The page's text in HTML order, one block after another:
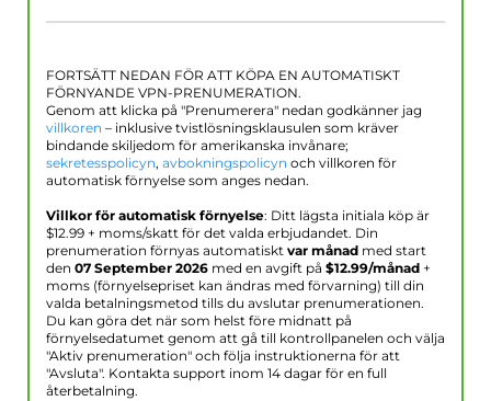
FORTSÄTT NEDAN FÖR ATT KÖPA EN AUTOMATISKT
FÖRNYANDE VPN-PRENUMERATION.
Genom att klicka på "Prenumerera" nedan godkänner jag
villkoren – inklusive tvistlösningsklausulen som kräver
bindande skiljedom för amerikanska invånare;
sekretesspolicyn, avbokningspolicyn och villkoren för
automatisk förnyelse som anges nedan.
Villkor för automatisk förnyelse: Ditt lägsta initiala köp är
$12.99 + moms/skatt för det valda erbjudandet. Din
prenumeration förnyas automatiskt var månad med start
den 07 September 2026 med en avgift på $12.99/månad +
moms (förnyelsepriset kan ändras med förvarning) till din
valda betalningsmetod tills du avslutar prenumerationen.
Du kan göra det när som helst före midnatt på
förnyelsedatumet genom att gå till kontrollpanelen och välja
"Aktiv prenumeration" och följa instruktionerna för att
"Avsluta". Kontakta support inom 14 dagar för en full
återbetalning.